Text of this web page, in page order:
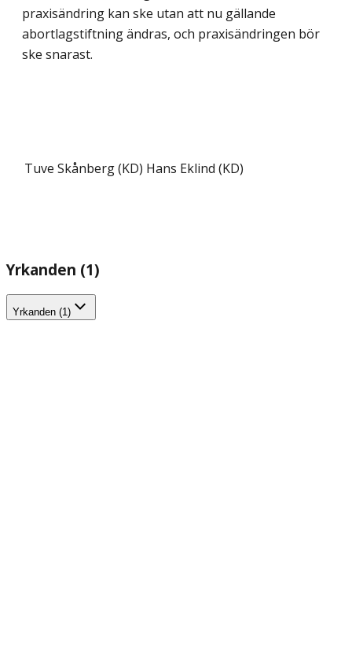
praxisändring kan ske utan att nu gällande
abortlagstiftning ändras, och praxisändringen bör
ske snarast.
Tuve Skånberg (KD) Hans Eklind (KD)
Yrkanden (1)
Yrkanden (1)